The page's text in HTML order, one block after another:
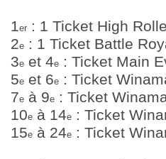
1er : 1 Ticket High
2e : 1 Ticket Battle
3e et 4e : Ticket Main
5e et 6e : Ticket
7e à 9e : Ticket
10e à 14e : Ticket
15e à 24e : Ticket